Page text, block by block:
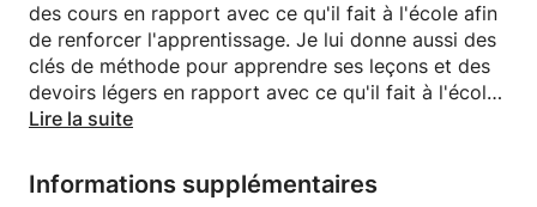
des cours en rapport avec ce qu'il fait à l'école afin
de renforcer l'apprentissage. Je lui donne aussi des
clés de méthode pour apprendre ses leçons et des
devoirs légers en rapport avec ce qu'il fait à l'école
pour éviter de surcharger l'élève. Je fournis
parents.
Lire la suite
Informations supplémentaires